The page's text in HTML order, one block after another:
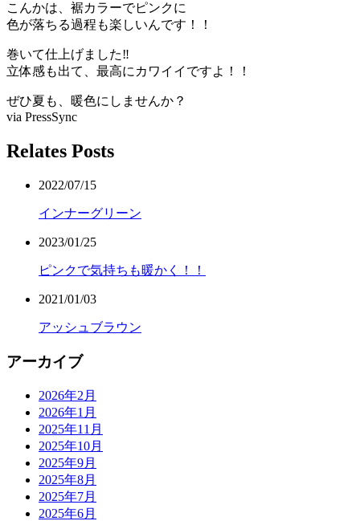
こんかは、裾カラーでピンクに
色が落ちる過程も楽しいんです！！
巻いて仕上げました‼️
立体感も出て、最高にカワイイですよ！！
ぜひ夏も、暖色にしませんか？
via PressSync
Relates Posts
2022/07/15
インナーグリーン
2023/01/25
ピンクで気持ちも暖かく！！
2021/01/03
アッシュブラウン
アーカイブ
2026年2月
2026年1月
2025年11月
2025年10月
2025年9月
2025年8月
2025年7月
2025年6月